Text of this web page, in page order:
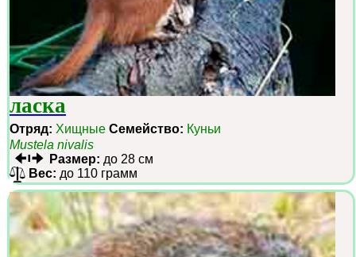
ласка
Отряд: Хищные Семейство: Куньи
Mustela nivalis
Размер: до 28 см
Вес: до 110 грамм